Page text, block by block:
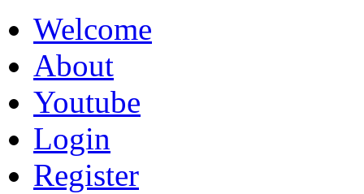
Welcome
About
Youtube
Login
Register